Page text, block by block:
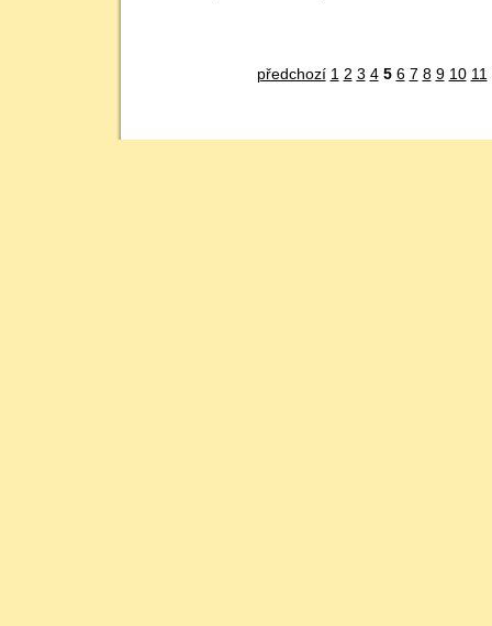
předchozí 1 2 3 4 5 6 7 8 9 10 11